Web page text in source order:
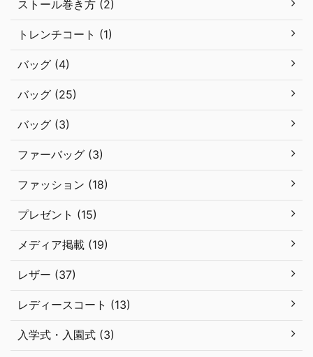
ストール巻き方 (2)
トレンチコート (1)
バッグ (4)
バッグ (25)
バッグ (3)
ファーバッグ (3)
ファッション (18)
プレゼント (15)
メディア掲載 (19)
レザー (37)
レディースコート (13)
入学式・入園式 (3)